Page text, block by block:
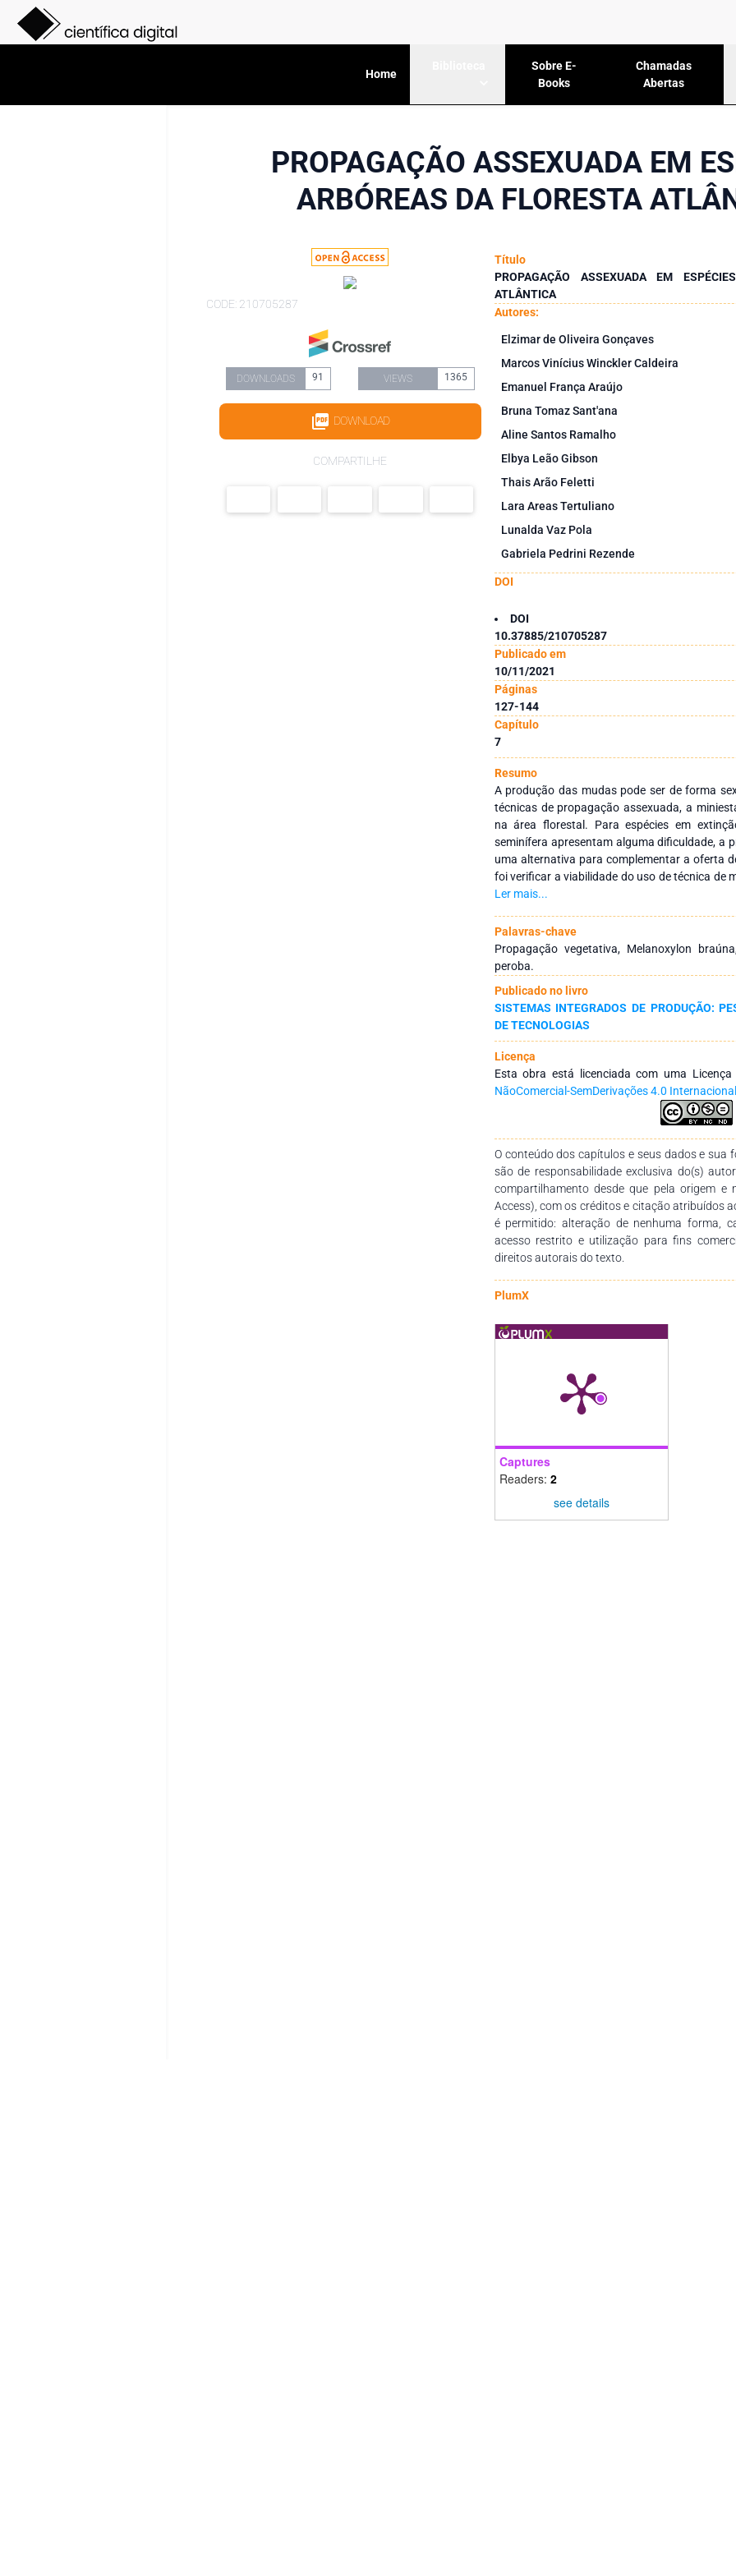
Home
Sobre E-
Books
Chamadas
Abertas
PROPAGAÇÃO ASSEXUADA EM
ARBÓREAS DA FLORESTA
CODE: 210705287
DOWNLOADS 91 VIEWS 1365
DOWNLOAD
COMPARTILHE
Título
PROPAGAÇÃO ASSEXUADA EM
ATLÂNTICA
Autores:
Elzimar de Oliveira Gonçaves
Marcos Vinícius Winckler Caldeira
Emanuel França Araújo
Bruna Tomaz Sant'ana
Aline Santos Ramalho
Elbya Leão Gibson
Thais Arão Feletti
Lara Areas Tertuliano
Lunalda Vaz Pola
Gabriela Pedrini Rezende
DOI
DOI
10.37885/210705287
Publicado em
10/11/2021
Páginas
127-144
Capítulo
7
Resumo
A produção das mudas pode ser de forma
técnicas de propagação assexuada, a
na área florestal. Para espécies em
seminífera apresentam alguma dificuldade, a
uma alternativa para complementar a oferta
foi verificar a viabilidade do uso de técnica de
espécies Dalbergia nigra (Vell.) Allemão ex
testando-se procedência das matrizes,
minijardins multiclonais, tipo e, ou, posição de
reguladores de crescimento, fertilização
diferentes, para se alcançar sucesso no
muda. O sucesso da aplicação da técnica, foi
D. nigra, foram obtidas boas taxas de
finalizar o ciclo de produção das mudas.
propagar, além da produtividade das
miniestacas terem sido muito baixas. Com a
resultados com a técnica, refletida em alta
percentagens de enraizamento, e ciclo
aproximadamente 105 dias. Foi concluir que
estudos visando melhorar a produtividade
enraizamento e o ciclo de produção das
espécie M. brauna.
Ler mais...
Palavras-chave
Propagação vegetativa, Melanoxylon
peroba.
Publicado no livro
SISTEMAS INTEGRADOS DE PRODUÇÃO:
DE TECNOLOGIAS
Licença
Esta obra está licenciada com uma
NãoComercial-SemDerivações 4.0 Internacional
O conteúdo dos capítulos e seus dados e sua
são de responsabilidade exclusiva do(s)
compartilhamento desde que pela origem e
Access), com os créditos e citação atribuídos
é permitido: alteração de nenhuma forma,
acesso restrito e utilização para fins
direitos autorais do texto.
PlumX
Captures
Readers: 2
see details